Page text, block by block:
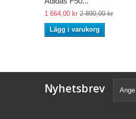
1 664,00 kr 2 890,00 kr
Lägg i varukorg
Nyhetsbrev